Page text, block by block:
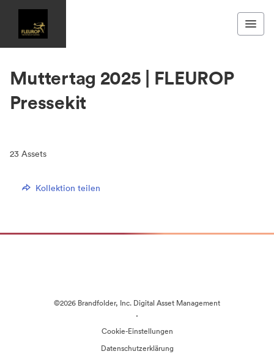
Muttertag 2025 | FLEUROP
Pressekit
23 Assets
Kollektion teilen
©2026 Brandfolder, Inc. Digital Asset Management
·
Cookie-Einstellungen
Datenschutzerklärung